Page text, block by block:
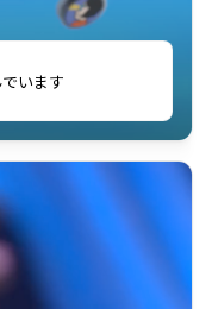
います
てうれしい」「解く